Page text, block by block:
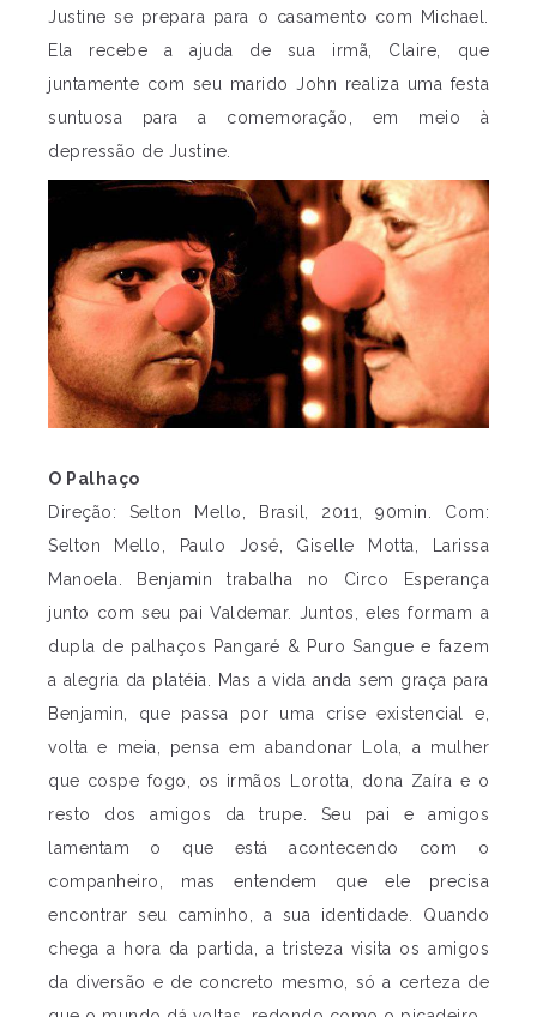
Justine se prepara para o casamento com Michael.
Ela recebe a ajuda de sua irmã, Claire, que
juntamente com seu marido John realiza uma festa
suntuosa para a comemoração, em meio à
depressão de Justine.
O Palhaço
Direção: Selton Mello, Brasil, 2011, 90min. Com:
Selton Mello, Paulo José, Giselle Motta, Larissa
Manoela. Benjamin trabalha no Circo Esperança
junto com seu pai Valdemar. Juntos, eles formam a
dupla de palhaços Pangaré & Puro Sangue e fazem
a alegria da platéia. Mas a vida anda sem graça para
Benjamin, que passa por uma crise existencial e,
volta e meia, pensa em abandonar Lola, a mulher
que cospe fogo, os irmãos Lorotta, dona Zaíra e o
resto dos amigos da trupe. Seu pai e amigos
lamentam o que está acontecendo com o
companheiro, mas entendem que ele precisa
encontrar seu caminho, a sua identidade. Quando
chega a hora da partida, a tristeza visita os amigos
da diversão e de concreto mesmo, só a certeza de